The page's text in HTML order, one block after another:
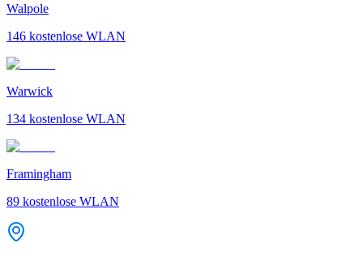
Walpole
146 kostenlose WLAN
Warwick
134 kostenlose WLAN
Framingham
89 kostenlose WLAN